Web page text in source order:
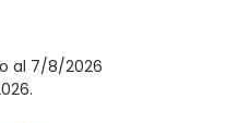
al 7/8/2026